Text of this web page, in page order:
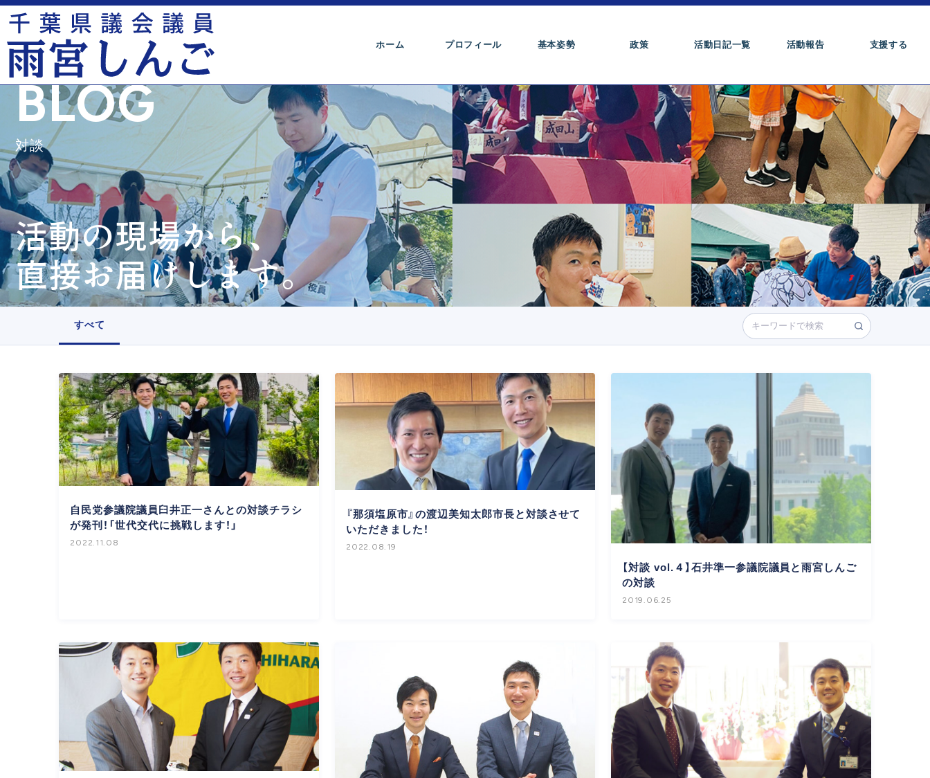
ホーム プロフィール 基本姿勢 政策 活動日記一覧 活動報告 支援する
BLOG
対談
活動の現場から、
直接お届けします。
すべて
自民党参議院議員臼井正一さんとの対談チラシ
が発刊！「世代交代に挑戦します！」
2022.11.08
『那須塩原市』の渡辺美知太郎市長と対談させて
いただきました！
2022.08.19
【対談 vol.４】石井準一参議院議員と雨宮しんご
の対談
2019.06.25